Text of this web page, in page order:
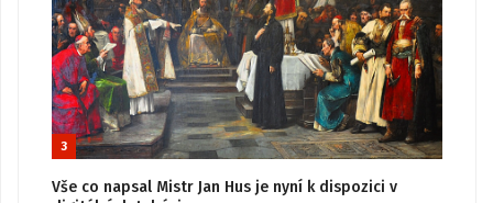
3
Vše co napsal Mistr Jan Hus je nyní k dispozici v